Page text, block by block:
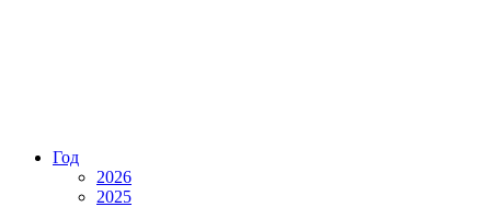
Год
2026
2025